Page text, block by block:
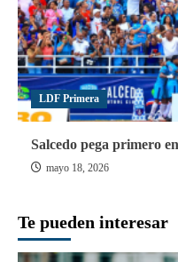
LDF Primera
Salcedo pega primero
mayo 18, 2026
Te pueden interesar